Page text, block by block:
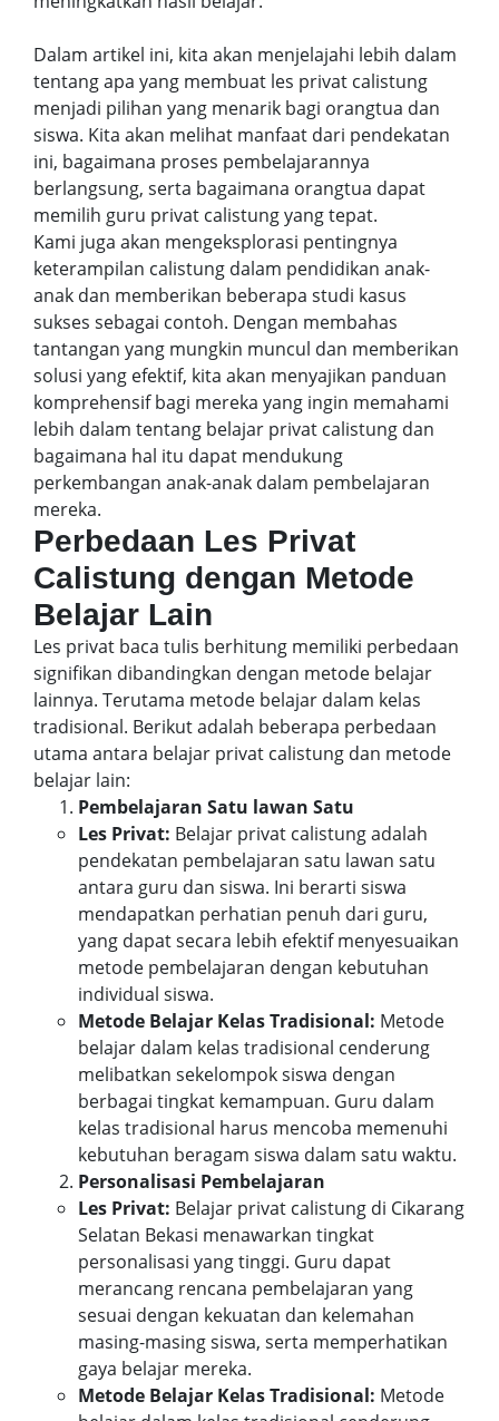
Dalam artikel ini, kita akan menjelajahi lebih dalam
tentang apa yang membuat les privat calistung
menjadi pilihan yang menarik bagi orangtua dan
siswa. Kita akan melihat manfaat dari pendekatan
ini, bagaimana proses pembelajarannya
berlangsung, serta bagaimana orangtua dapat
memilih guru privat calistung yang tepat.
Kami juga akan mengeksplorasi pentingnya
keterampilan calistung dalam pendidikan anak-
anak dan memberikan beberapa studi kasus
sukses sebagai contoh. Dengan membahas
tantangan yang mungkin muncul dan memberikan
solusi yang efektif, kita akan menyajikan panduan
komprehensif bagi mereka yang ingin memahami
lebih dalam tentang belajar privat calistung dan
bagaimana hal itu dapat mendukung
perkembangan anak-anak dalam pembelajaran
mereka.
Perbedaan Les Privat
Calistung dengan Metode
Belajar Lain
Les privat baca tulis berhitung memiliki perbedaan
signifikan dibandingkan dengan metode belajar
lainnya. Terutama metode belajar dalam kelas
tradisional. Berikut adalah beberapa perbedaan
utama antara belajar privat calistung dan metode
belajar lain:
Pembelajaran Satu lawan Satu
Les Privat: Belajar privat calistung adalah
pendekatan pembelajaran satu lawan satu
antara guru dan siswa. Ini berarti siswa
mendapatkan perhatian penuh dari guru,
yang dapat secara lebih efektif menyesuaikan
metode pembelajaran dengan kebutuhan
individual siswa.
Metode Belajar Kelas Tradisional: Metode
belajar dalam kelas tradisional cenderung
melibatkan sekelompok siswa dengan
berbagai tingkat kemampuan. Guru dalam
kelas tradisional harus mencoba memenuhi
kebutuhan beragam siswa dalam satu waktu.
Personalisasi Pembelajaran
Les Privat: Belajar privat calistung di Cikarang
Selatan Bekasi menawarkan tingkat
personalisasi yang tinggi. Guru dapat
merancang rencana pembelajaran yang
sesuai dengan kekuatan dan kelemahan
masing-masing siswa, serta memperhatikan
gaya belajar mereka.
Metode Belajar Kelas Tradisional: Metode